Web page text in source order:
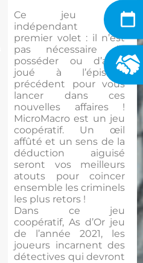
Ce jeu est
indépendant du
premier volet : il n’est
pas nécessaire de
posséder ou d’avoir
joué à l’épisode
précédent pour vous
lancer dans ces
nouvelles affaires !
MicroMacro est un jeu
coopératif. Un œil
affûté et un sens de la
déduction aiguisé
seront vos meilleurs
atouts pour coincer
ensemble les criminels
les plus retors !
Dans ce jeu
coopératif, As d’Or jeu
de l’année 2021, les
joueurs incarnent des
détectives qui devront